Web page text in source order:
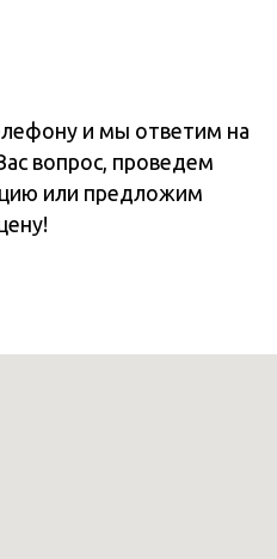
и мы ответим на
вопрос, проведем
или предложим